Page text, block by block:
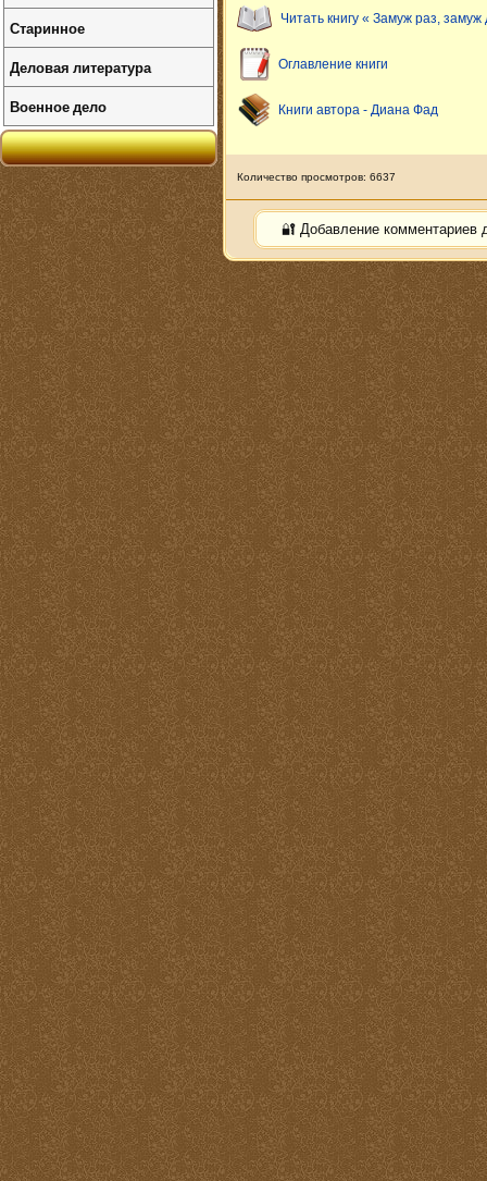
Читать книгу « Замуж раз, замуж
Оглавление книги
Книги автора - Диана Фад
Количество просмотров: 6637
🔐 Добавление комментариев
Старинное
Деловая литература
Военное дело